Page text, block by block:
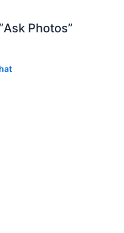
Photos”